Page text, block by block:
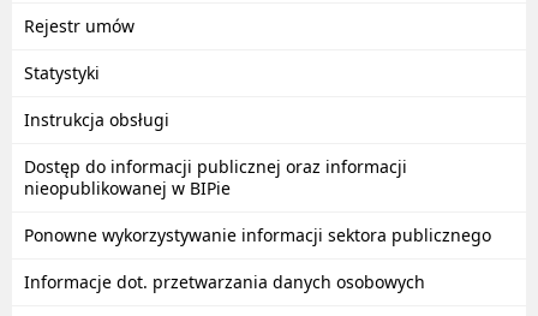
Rejestr umów
Statystyki
Instrukcja obsługi
Dostęp do informacji publicznej oraz informacji
nieopublikowanej w BIPie
Ponowne wykorzystywanie informacji sektora publicznego
Informacje dot. przetwarzania danych osobowych